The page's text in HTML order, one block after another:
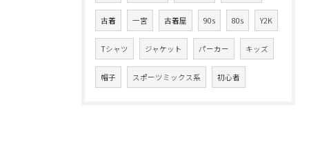
古着 一宮 古着屋 90s 80s Y2K
Tシャツ ジャケット パーカー キッズ
帽子 スポーツミックス系 初心者